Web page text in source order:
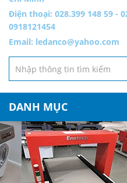
Điện thoại: 028.399 148 59 -
0918121454
Email: ledanco@yahoo.com
DANH MỤC